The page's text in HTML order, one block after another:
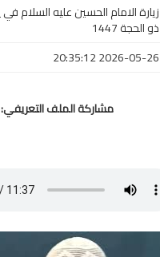
ذو الحجة 1447
2026-05-26 20:35:12
مشاركة الملف التعريفي: